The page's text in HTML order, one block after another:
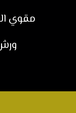
مقوي